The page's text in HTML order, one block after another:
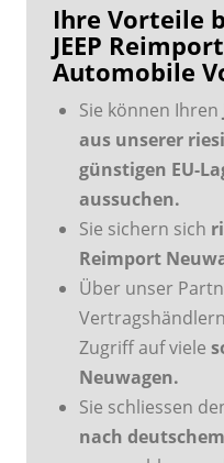
Ihre Vorteile
JEEP
Automobile
Sie können Ihren
aus unserer
günstigen EU-
aussuchen.
Sie sichern sich
Reimport
Über unser
Zugriff auf viele
Neuwagen.
Sie schliessen
nach